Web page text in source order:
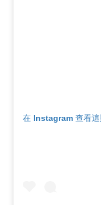
在 Instagram 查看這